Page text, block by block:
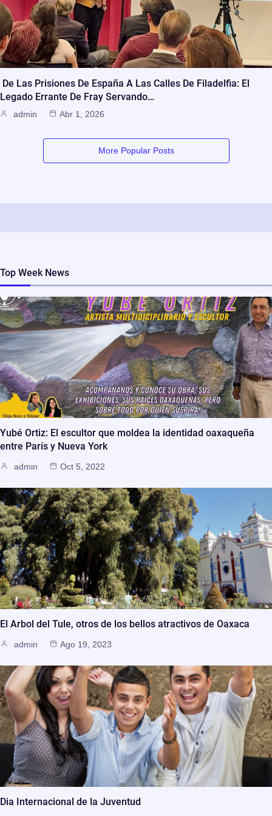
De Las Prisiones De España A Las Calles De Filadelfia: El
Legado Errante De Fray Servando…
admin Abr 1, 2026
More Popular Posts
Top Week News
Yubé Ortiz: El escultor que moldea la identidad oaxaqueña
entre París y Nueva York
admin Oct 5, 2022
El Arbol del Tule, otros de los bellos atractivos de Oaxaca
admin Ago 19, 2023
Dia Internacional de la Juventud